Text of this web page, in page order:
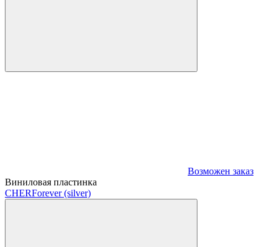
Возможен заказ
Виниловая пластинка
CHERForever (silver)